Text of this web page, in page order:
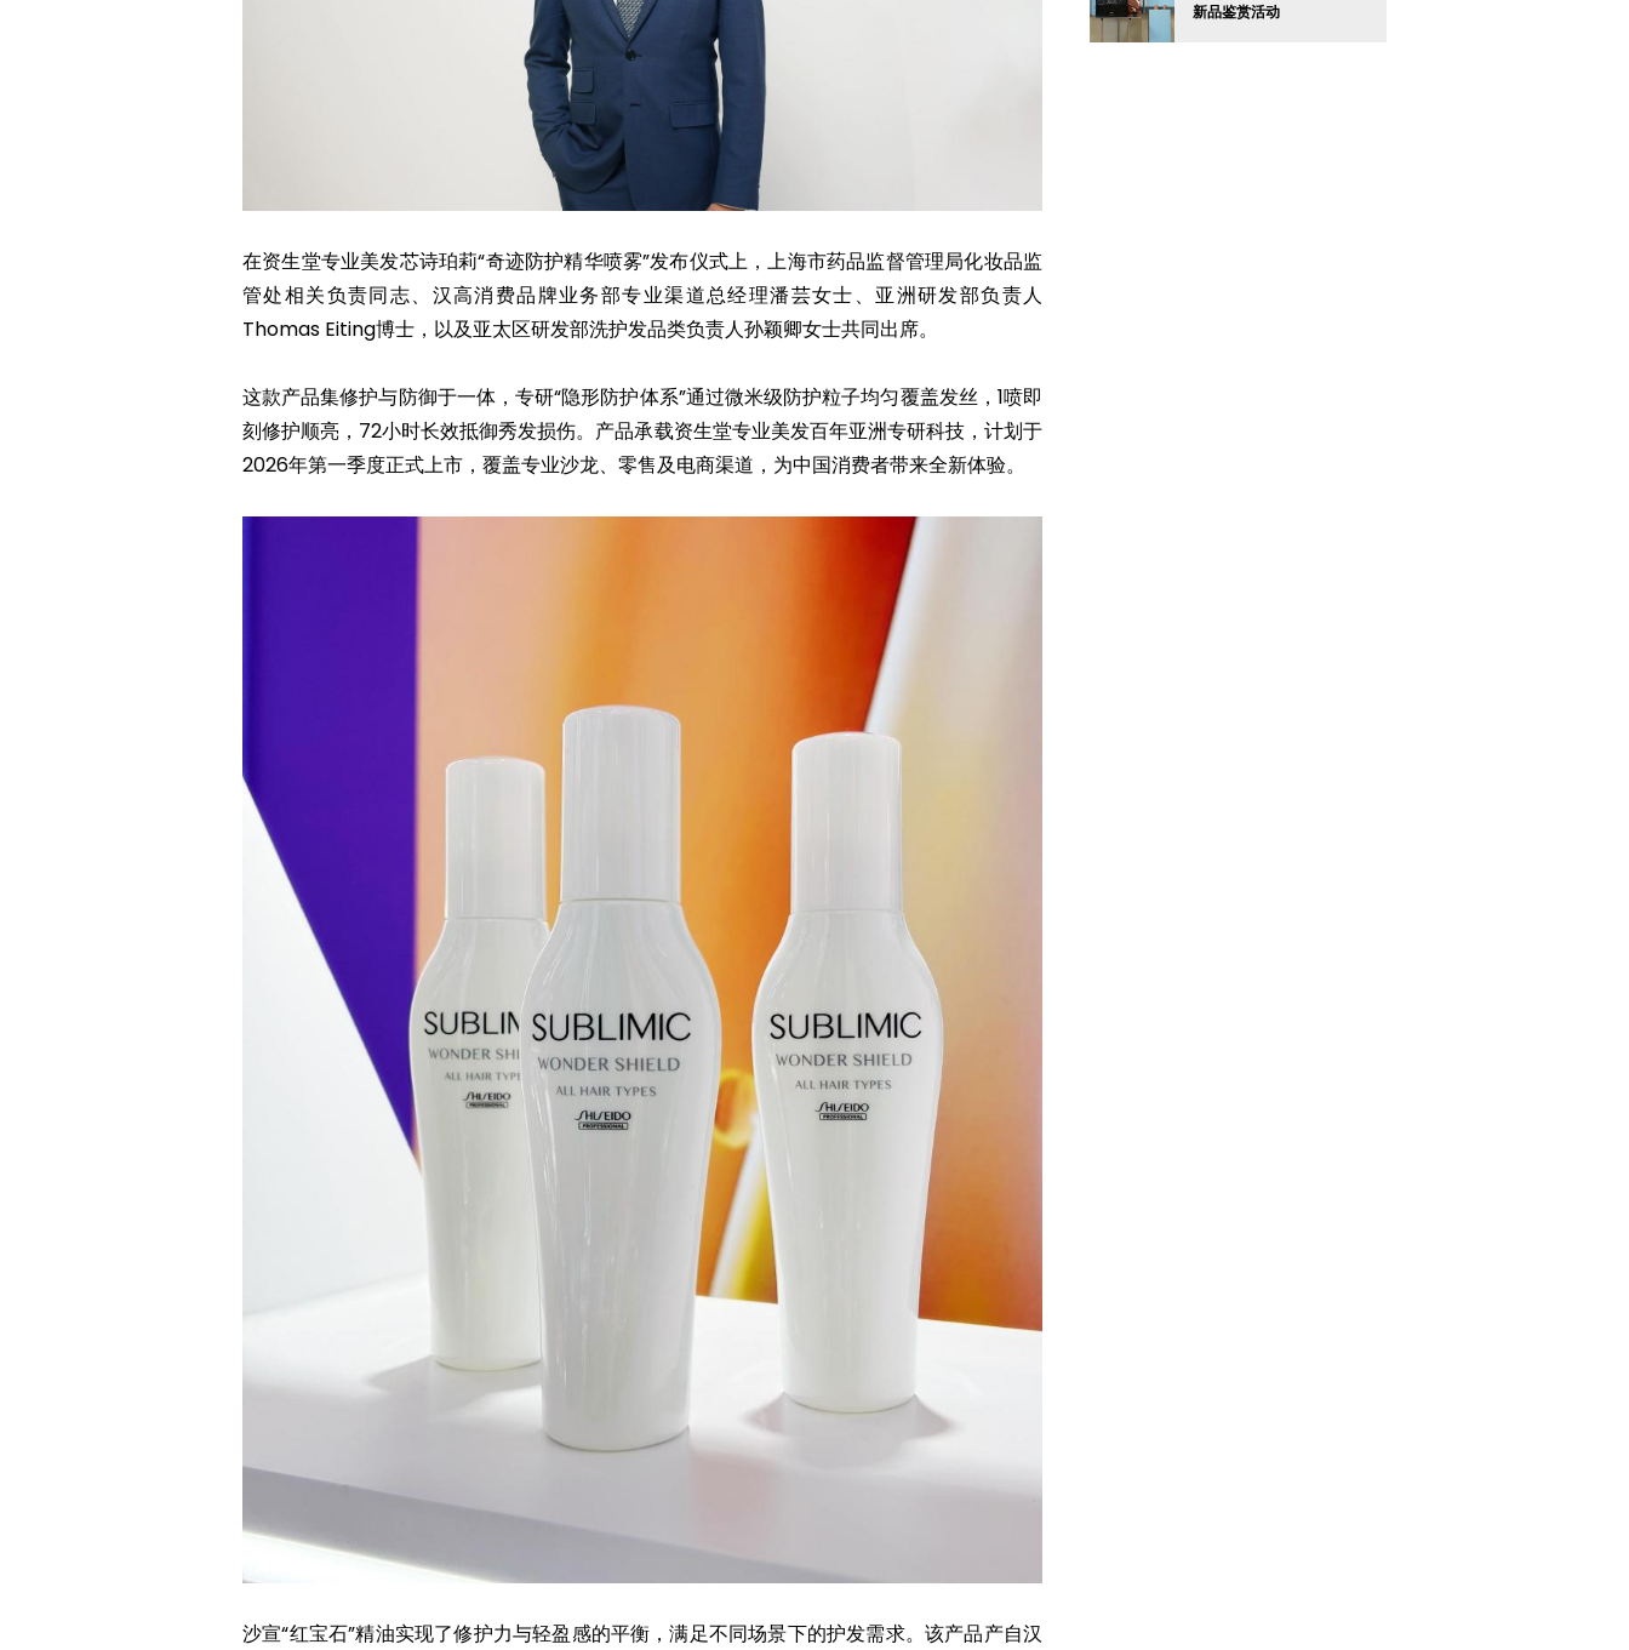
在资生堂专业美发芯诗珀莉“奇迹防护精华喷雾”发布仪式上，上海市药品监督管理局化妆品监
管处相关负责同志、汉高消费品牌业务部专业渠道总经理潘芸女士、亚洲研发部负责人
Thomas Eiting博士，以及亚太区研发部洗护发品类负责人孙颖卿女士共同出席。
这款产品集修护与防御于一体，专研“隐形防护体系”通过微米级防护粒子均匀覆盖发丝，1喷即
刻修护顺亮，72小时长效抵御秀发损伤。产品承载资生堂专业美发百年亚洲专研科技，计划于
2026年第一季度正式上市，覆盖专业沙龙、零售及电商渠道，为中国消费者带来全新体验。
沙宣“红宝石”精油实现了修护力与轻盈感的平衡，满足不同场景下的护发需求。该产品产自汉
新品鉴赏活动